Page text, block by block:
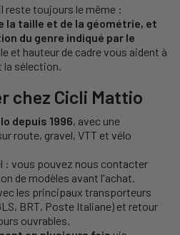
reste toujours le même :
la taille et de la géométrie, et
du genre indiqué par le
et hauteur de cadre vous aident à
sélection.
chez Cicli Mattio
depuis 1996, avec une
route, gravel, VTT et vélo
: vous pouvez nous contacter
de modèles avant l'achat.
les principaux transporteurs
BRT, Poste Italiane) et retour
ouvrables.